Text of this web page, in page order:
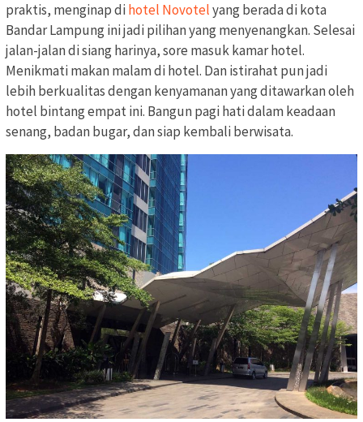
praktis, menginap dihotel Novotelyang berada di kota
Bandar Lampung ini jadi pilihan yang menyenangkan. Selesai
jalan-jalan di siang harinya, sore masuk kamar hotel.
Menikmati makan malam di hotel. Dan istirahat pun jadi
lebih berkualitas dengan kenyamanan yang ditawarkan oleh
hotel bintang empat ini. Bangun pagi hati dalam keadaan
senang, badan bugar, dan siap kembali berwisata.